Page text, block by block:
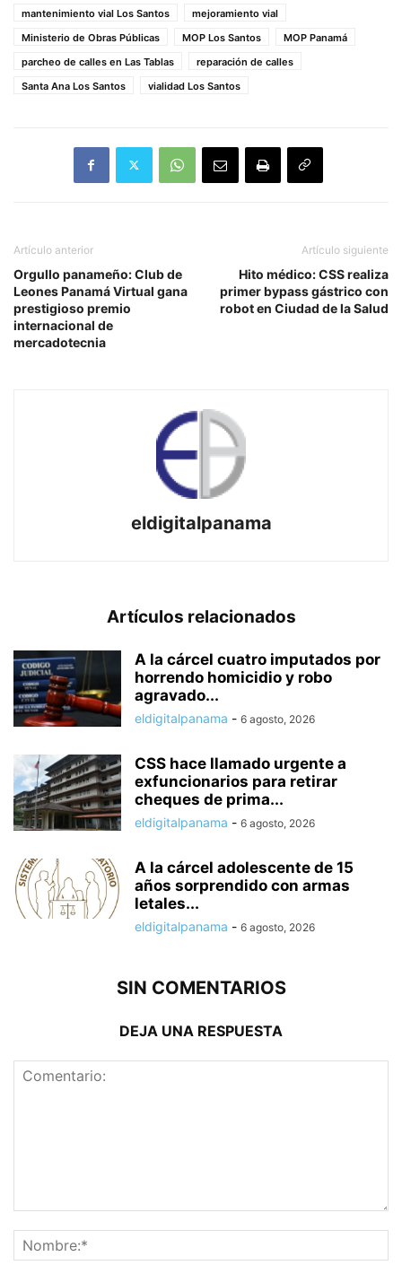
mantenimiento vial Los Santos
mejoramiento vial
Ministerio de Obras Públicas
MOP Los Santos
MOP Panamá
parcheo de calles en Las Tablas
reparación de calles
Santa Ana Los Santos
vialidad Los Santos
Artículo anterior
Orgullo panameño: Club de
Leones Panamá Virtual gana
prestigioso premio
internacional de
mercadotecnia
Artículo siguiente
Hito médico: CSS realiza
primer bypass gástrico con
robot en Ciudad de la Salud
eldigitalpanama
Artículos relacionados
A la cárcel cuatro imputados por
horrendo homicidio y robo
agravado...
eldigitalpanama - 6 agosto, 2026
CSS hace llamado urgente a
exfuncionarios para retirar
cheques de prima...
eldigitalpanama - 6 agosto, 2026
A la cárcel adolescente de 15
años sorprendido con armas
letales...
eldigitalpanama - 6 agosto, 2026
SIN COMENTARIOS
DEJA UNA RESPUESTA